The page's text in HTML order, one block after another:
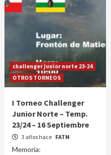
challenger junior norte 23-24
OTROS TORNEOS
I Torneo Challenger
Junior Norte – Temp.
23/24 – 16 Septiembre
3 años hace FATM
Memoria: